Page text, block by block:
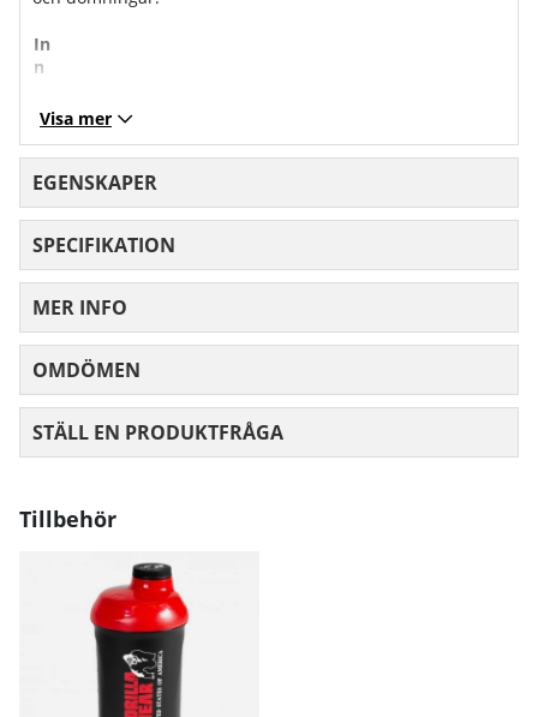
In
n
h
ål
l
M
a
n
e
si
u
m
bi
gl
yc
in
a
125 mg 375 mg (100 % RDI*)
Visa mer
EGENSKAPER
SPECIFIKATION
MER INFO
OMDÖMEN
STÄLL EN PRODUKTFRÅGA
Tillbehör